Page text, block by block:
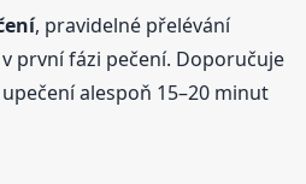
, pravidelné přelévání
první fázi pečení. Doporučuje
alespoň 15–20 minut